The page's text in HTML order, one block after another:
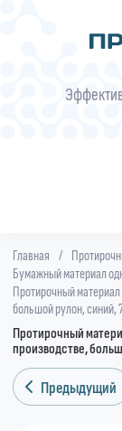
Главная /
Бумажный материал
Протирочный материал
большой рулон, синий,
Протирочный
производстве,
Предыдущий